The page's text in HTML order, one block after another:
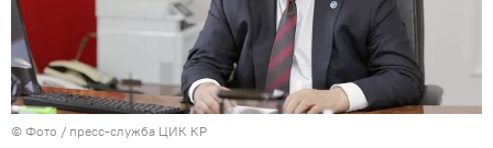
© Фото / пресс-служба ЦИК КР